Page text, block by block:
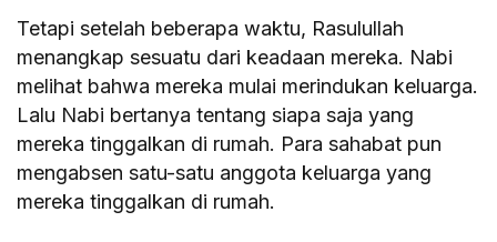
Tetapi setelah beberapa waktu, Rasulullah
menangkap sesuatu dari keadaan mereka. Nabi
melihat bahwa mereka mulai merindukan keluarga.
Lalu Nabi bertanya tentang siapa saja yang
mereka tinggalkan di rumah. Para sahabat pun
mengabsen satu-satu anggota keluarga yang
mereka tinggalkan di rumah.